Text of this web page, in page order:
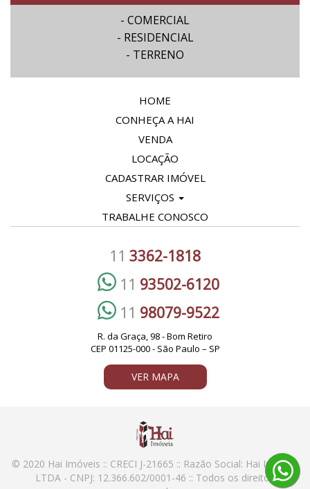
- COMERCIAL
- RESIDENCIAL
- TERRENO
HOME
CONHEÇA A HAI
VENDA
LOCAÇÃO
CADASTRAR IMÓVEL
SERVIÇOS
TRABALHE CONOSCO
11 3362-1818
11 93502-6120
11 98079-9522
R. da Graça, 98 - Bom Retiro
CEP 01125-000 - São Paulo – SP
VER MAPA
© 2020 Hai Imóveis :: CRECI J-21665 :: Razão Social: Hai Imoveis
LTDA - CNPJ: 12.366.602/0001-46 :: Todos os direitos